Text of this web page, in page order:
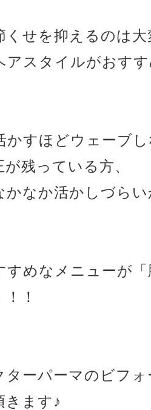
くせを抑えるのは
アスタイルがおす
かすほどウェーブ
残っている方、
かなか活かしづら
すめなメニューが
！
ターパーマのビフ
きます♪